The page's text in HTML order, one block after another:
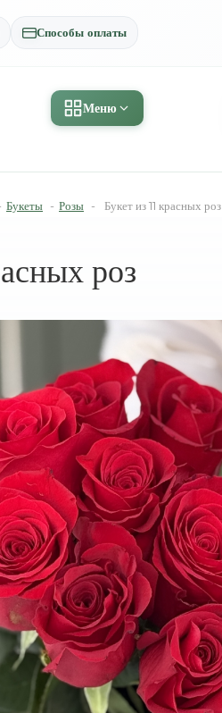
Способы оплаты
Меню
Букеты - Розы - Букет из 11 красных роз
роз